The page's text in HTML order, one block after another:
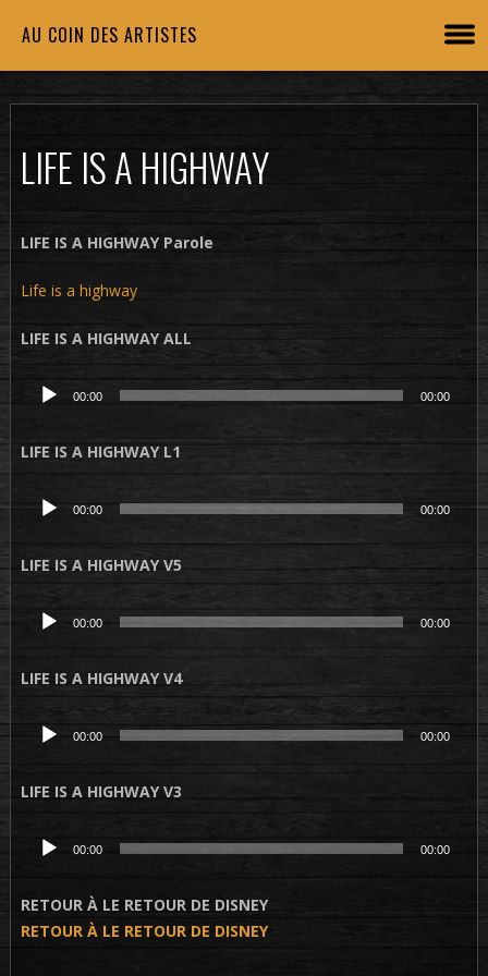
AU COIN DES ARTISTES
LIFE IS A HIGHWAY
LIFE IS A HIGHWAY Parole
Life is a highway
LIFE IS A HIGHWAY ALL
Lecteur
00:00 00:00
LIFE IS A HIGHWAY L1
Lecteur
00:00 00:00
LIFE IS A HIGHWAY V5
Lecteur
00:00 00:00
LIFE IS A HIGHWAY V4
Lecteur
00:00 00:00
LIFE IS A HIGHWAY V3
Lecteur
00:00 00:00
RETOUR À LE RETOUR DE DISNEY
RETOUR À LE RETOUR DE DISNEY